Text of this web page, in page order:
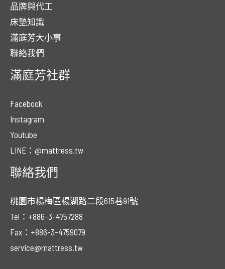
品牌與代工
床墊知識
滿庭芳大小事
聯絡我們
滿庭芳社群
Facebook
Instagram
Youtube
LINE：@mattress.tw
聯絡我們
桃園市楊梅區楊湖路二段615巷91號
Tel：+886-3-4757288
Fax：+886-3-4759079
service@mattress.tw